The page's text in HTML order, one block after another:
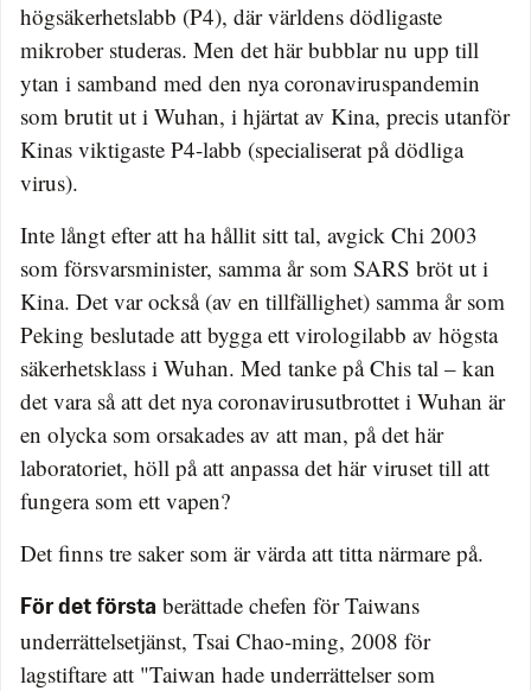
högsäkerhetslabb (P4), där världens dödligaste
mikrober studeras. Men det här bubblar nu upp till
ytan i samband med den nya coronaviruspandemin
som brutit ut i Wuhan, i hjärtat av Kina, precis utanför
Kinas viktigaste P4-labb (specialiserat på dödliga
virus).
Inte långt efter att ha hållit sitt tal, avgick Chi 2003
som försvarsminister, samma år som SARS bröt ut i
Kina. Det var också (av en tillfällighet) samma år som
Peking beslutade att bygga ett virologilabb av högsta
säkerhetsklass i Wuhan. Med tanke på Chis tal – kan
det vara så att det nya coronavirusutbrottet i Wuhan är
en olycka som orsakades av att man, på det här
laboratoriet, höll på att anpassa det här viruset till att
fungera som ett vapen?
Det finns tre saker som är värda att titta närmare på.
För det första berättade chefen för Taiwans
underrättelsetjänst, Tsai Chao-ming, 2008 för
lagstiftare att "Taiwan hade underrättelser som